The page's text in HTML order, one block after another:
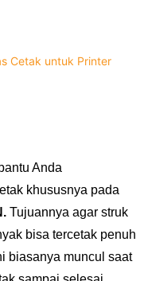
Cetak untuk Printer
Anda
khususnya pada
Tujuannya agar struk
bisa tercetak penuh
biasanya muncul saat